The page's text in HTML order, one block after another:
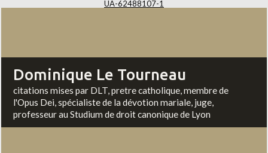
UA-62488107-1
Dominique Le Tourneau
citations mises par DLT, pretre catholique, membre de
l'Opus Dei, spécialiste de la dévotion mariale, juge,
professeur au Studium de droit canonique de Lyon